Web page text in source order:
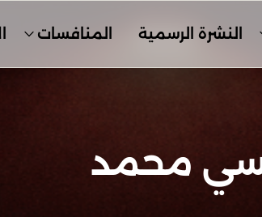
النشرة الرسمية المنافسات
محمد